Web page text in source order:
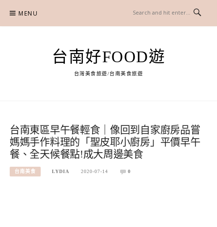
content
MENU
台南好FOOD遊
台灣美食旅遊/台南美食旅遊
台南東區早午餐輕食｜像回到自家廚房品嘗
媽媽手作料理的「聖皮耶小廚房」平價早午
餐、全天候餐點!成大周邊美食
台南美食 LYDIA 2020-07-14 0